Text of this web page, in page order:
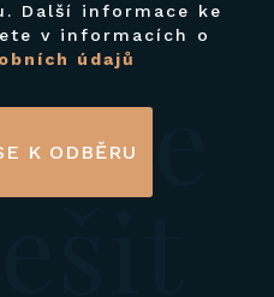
Další informace ke
v informacích o
údajů
K ODBĚRU